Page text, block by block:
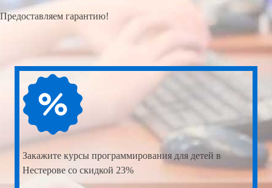
Предоставляем гарантию!
Закажите курсы программирования для детей в
Нестерове со скидкой 23%